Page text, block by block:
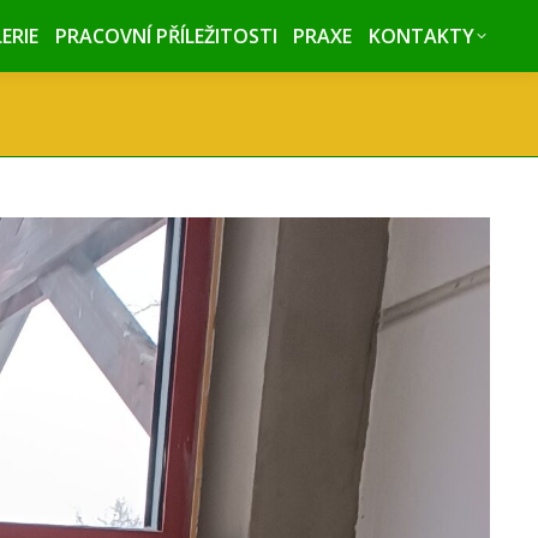
PRACOVNÍ PŘÍLEŽITOSTI PRAXE KONTAKTY
PRACOVNÍ PŘÍLEŽITOSTI PRAXE KONTAKTY